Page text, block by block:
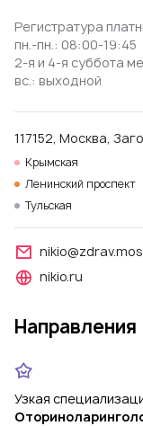
Регистратура
пн.-пн.: 08:00-19:45
2-я и 4-я суббота
вс.: выходной
117152, Москва,
Крымская
Ленинский проспект
Тульская
nikio.ru
Направления
Узкая